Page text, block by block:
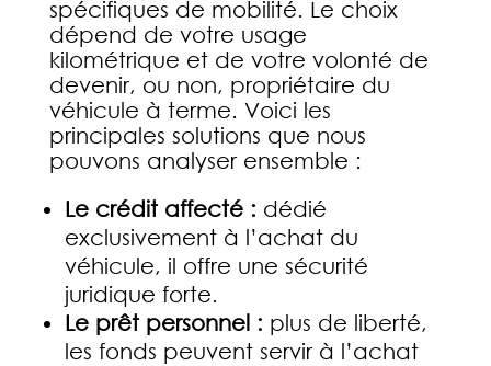
spécifiques de mobilité. Le choix
dépend de votre usage
kilométrique et de votre volonté de
devenir, ou non, propriétaire du
véhicule à terme. Voici les
principales solutions que nous
pouvons analyser ensemble :
Le crédit affecté : dédié
exclusivement à l’achat du
véhicule, il offre une sécurité
juridique forte.
Le prêt personnel : plus de liberté,
les fonds peuvent servir à l’achat